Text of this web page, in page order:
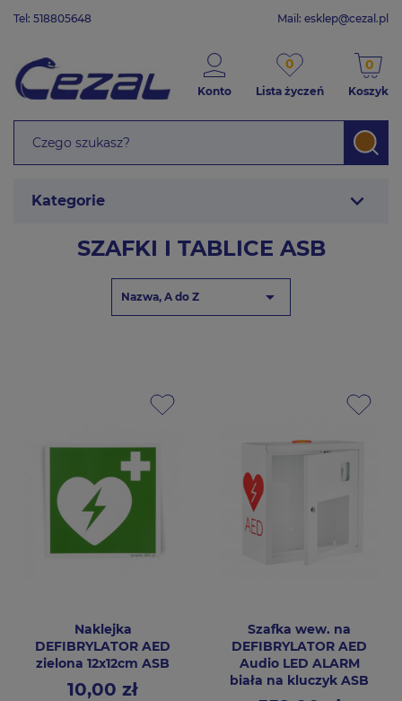
Tel: 518805648 Mail: esklep@cezal.pl
Konto
0
Lista życzeń
0
Koszyk
Kategorie expand_more
SZAFKI I TABLICE ASB
Nazwa, A do Z 
Naklejka
DEFIBRYLATOR AED
zielona 12x12cm ASB
Cena10,00 zł
Szafka wew. na
DEFIBRYLATOR AED
Audio LED ALARM
biała na kluczyk ASB